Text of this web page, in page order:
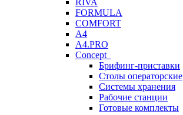
RIVA
FORMULA
COMFORT
A4
A4.PRO
Concept
Брифинг-приставки
Столы операторские
Системы хранения
Рабочие станции
Готовые комплекты